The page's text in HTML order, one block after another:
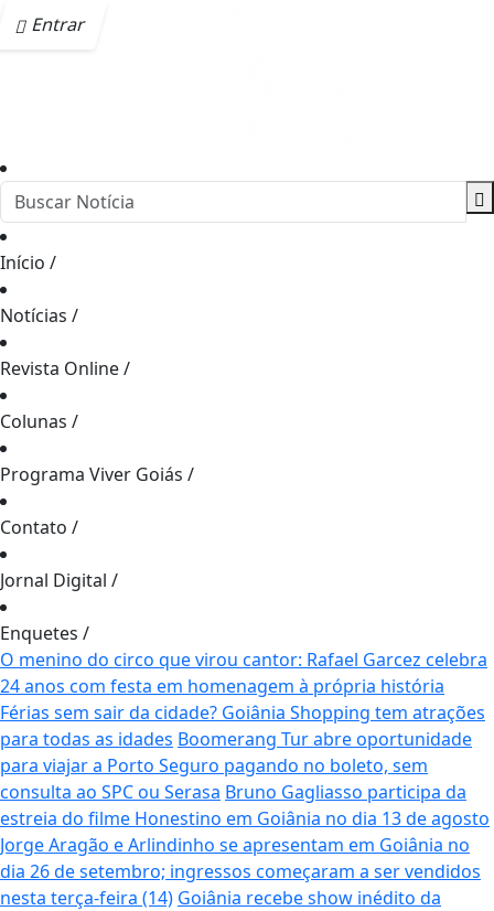
Entrar
Início /
Notícias /
Revista Online/
Colunas /
Programa Viver Goiás /
Contato /
Jornal Digital /
Enquetes /
O menino do circo que virou cantor: Rafael Garcez celebra
24 anos com festa em homenagem à própria história
Férias sem sair da cidade? Goiânia Shopping tem atrações
para todas as idades Boomerang Tur abre oportunidade
para viajar a Porto Seguro pagando no boleto, sem
consulta ao SPC ou Serasa Bruno Gagliasso participa da
estreia do filme Honestino em Goiânia no dia 13 de agosto
Jorge Aragão e Arlindinho se apresentam em Goiânia no
dia 26 de setembro; ingressos começaram a ser vendidos
nesta terça-feira (14) Goiânia recebe show inédito da